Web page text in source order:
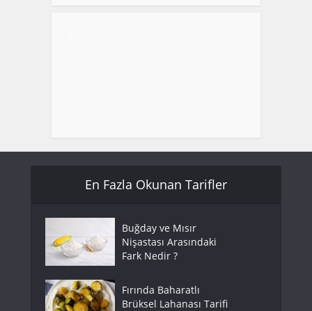
En Fazla Okunan Tarifler
Buğday ve Mısır
Nişastası Arasındaki
Fark Nedir ?
Fırında Baharatlı
Brüksel Lahanası Tarifi